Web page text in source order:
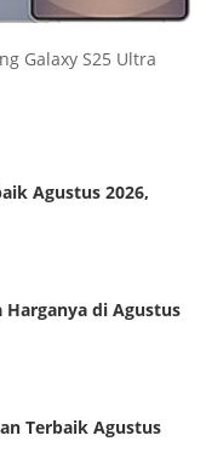
Galaxy S25 Ultra
Agustus 2026,
Harganya di Agustus
Terbaik Agustus